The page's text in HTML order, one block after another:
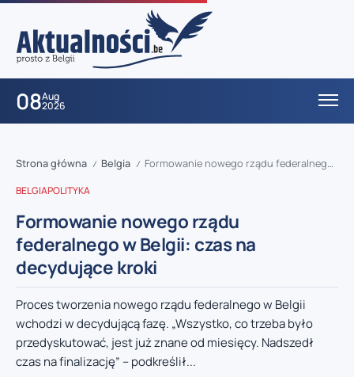
08Aug
2026
Strona główna / Belgia / Formowanie nowego rządu federalnego w Belgii: czas na decydujące kroki
BELGIAPOLITYKA
Formowanie nowego rządu
federalnego w Belgii: czas na
decydujące kroki
Proces tworzenia nowego rządu federalnego w Belgii
wchodzi w decydującą fazę. „Wszystko, co trzeba było
przedyskutować, jest już znane od miesięcy. Nadszedł
czas na finalizację” – podkreślił...